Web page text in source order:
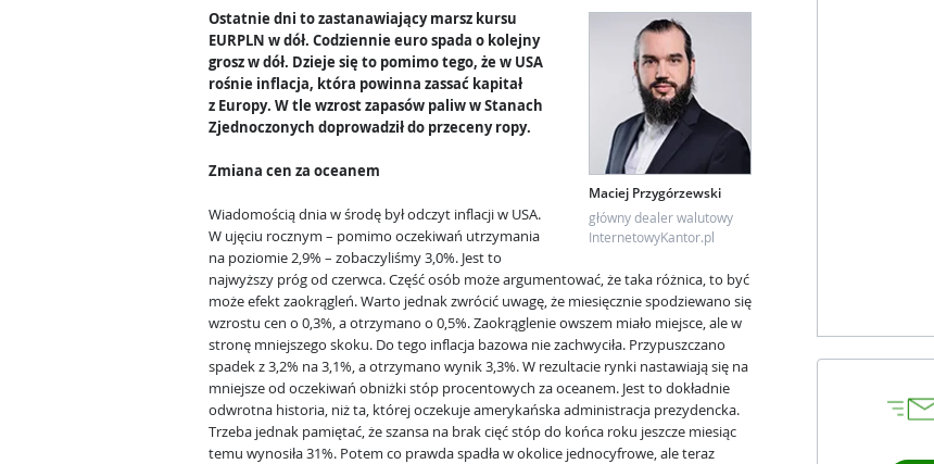
Maciej Przygórzewski
główny dealer walutowy
InternetowyKantor.pl
Ostatnie dni to zastanawiający marsz kursu
EURPLN w dół. Codziennie euro spada o kolejny
grosz w dół. Dzieje się to pomimo tego, że w USA
rośnie inflacja, która powinna zassać kapitał
z Europy. W tle wzrost zapasów paliw w Stanach
Zjednoczonych doprowadził do przeceny ropy.
Zmiana cen za oceanem
Wiadomością dnia w środę był odczyt inflacji w USA.
W ujęciu rocznym – pomimo oczekiwań utrzymania
na poziomie 2,9% – zobaczyliśmy 3,0%. Jest to
najwyższy próg od czerwca. Część osób może argumentować, że taka różnica, to być
może efekt zaokrągleń. Warto jednak zwrócić uwagę, że miesięcznie spodziewano się
wzrostu cen o 0,3%, a otrzymano o 0,5%. Zaokrąglenie owszem miało miejsce, ale w
stronę mniejszego skoku. Do tego inflacja bazowa nie zachwyciła. Przypuszczano
spadek z 3,2% na 3,1%, a otrzymano wynik 3,3%. W rezultacie rynki nastawiają się na
mniejsze od oczekiwań obniżki stóp procentowych za oceanem. Jest to dokładnie
odwrotna historia, niż ta, której oczekuje amerykańska administracja prezydencka.
Trzeba jednak pamiętać, że szansa na brak cięć stóp do końca roku jeszcze miesiąc
temu wynosiła 31%. Potem co prawda spadła w okolice jednocyfrowe, ale teraz